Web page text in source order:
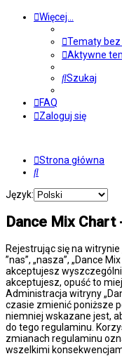
Więcej…
Tematy
Aktywne
Szukaj
FAQ
Zaloguj się
Strona główna
Szukaj
Język:
Dance Mix
Rejestrując się na witrynie
”nas”, „nasza”, „Dance
akceptujesz
akceptujesz, opuść to
Administracja witryny
czasie zmienić poniższe
niemniej wskazane jest,
do tego regulaminu.
zmianach regulaminu
wszelkimi